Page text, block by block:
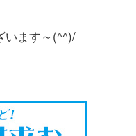
います～(^^)/